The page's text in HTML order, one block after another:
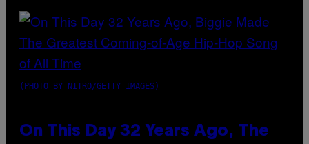
(PHOTO BY NITRO/GETTY IMAGES)
On This Day 32 Years Ago, The